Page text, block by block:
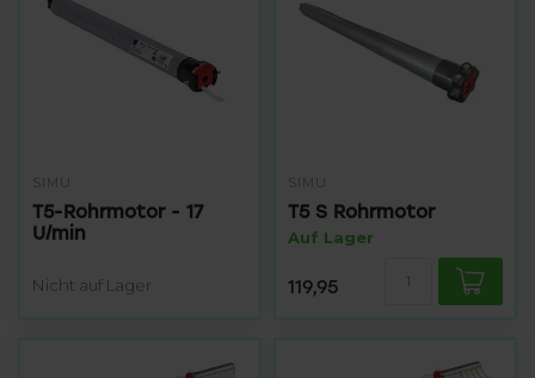
SIMU
T5-Rohrmotor - 17
U/min
Nicht auf Lager
SIMU
T5 S Rohrmotor
Auf Lager
119,95